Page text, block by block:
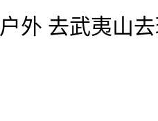
外 去武夷山